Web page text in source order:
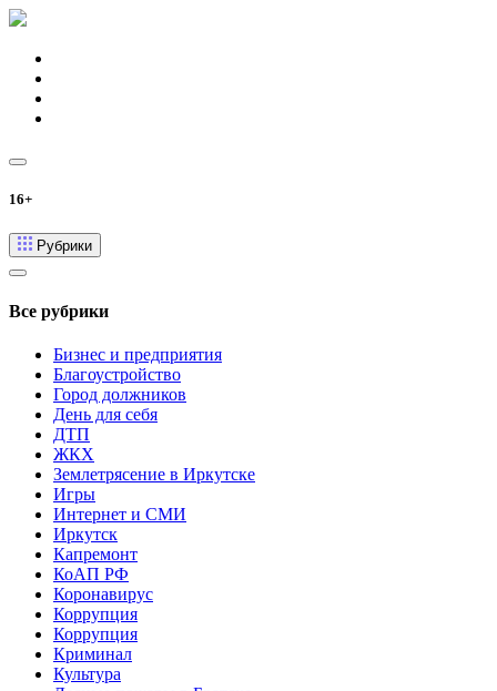
16+
Рубрики
Все рубрики
Бизнес и предприятия
Благоустройство
Город должников
День для себя
ДТП
ЖКХ
Землетрясение в Иркутске
Игры
Интернет и СМИ
Иркутск
Капремонт
КоАП РФ
Коронавирус
Коррупция
Коррупция
Криминал
Культура